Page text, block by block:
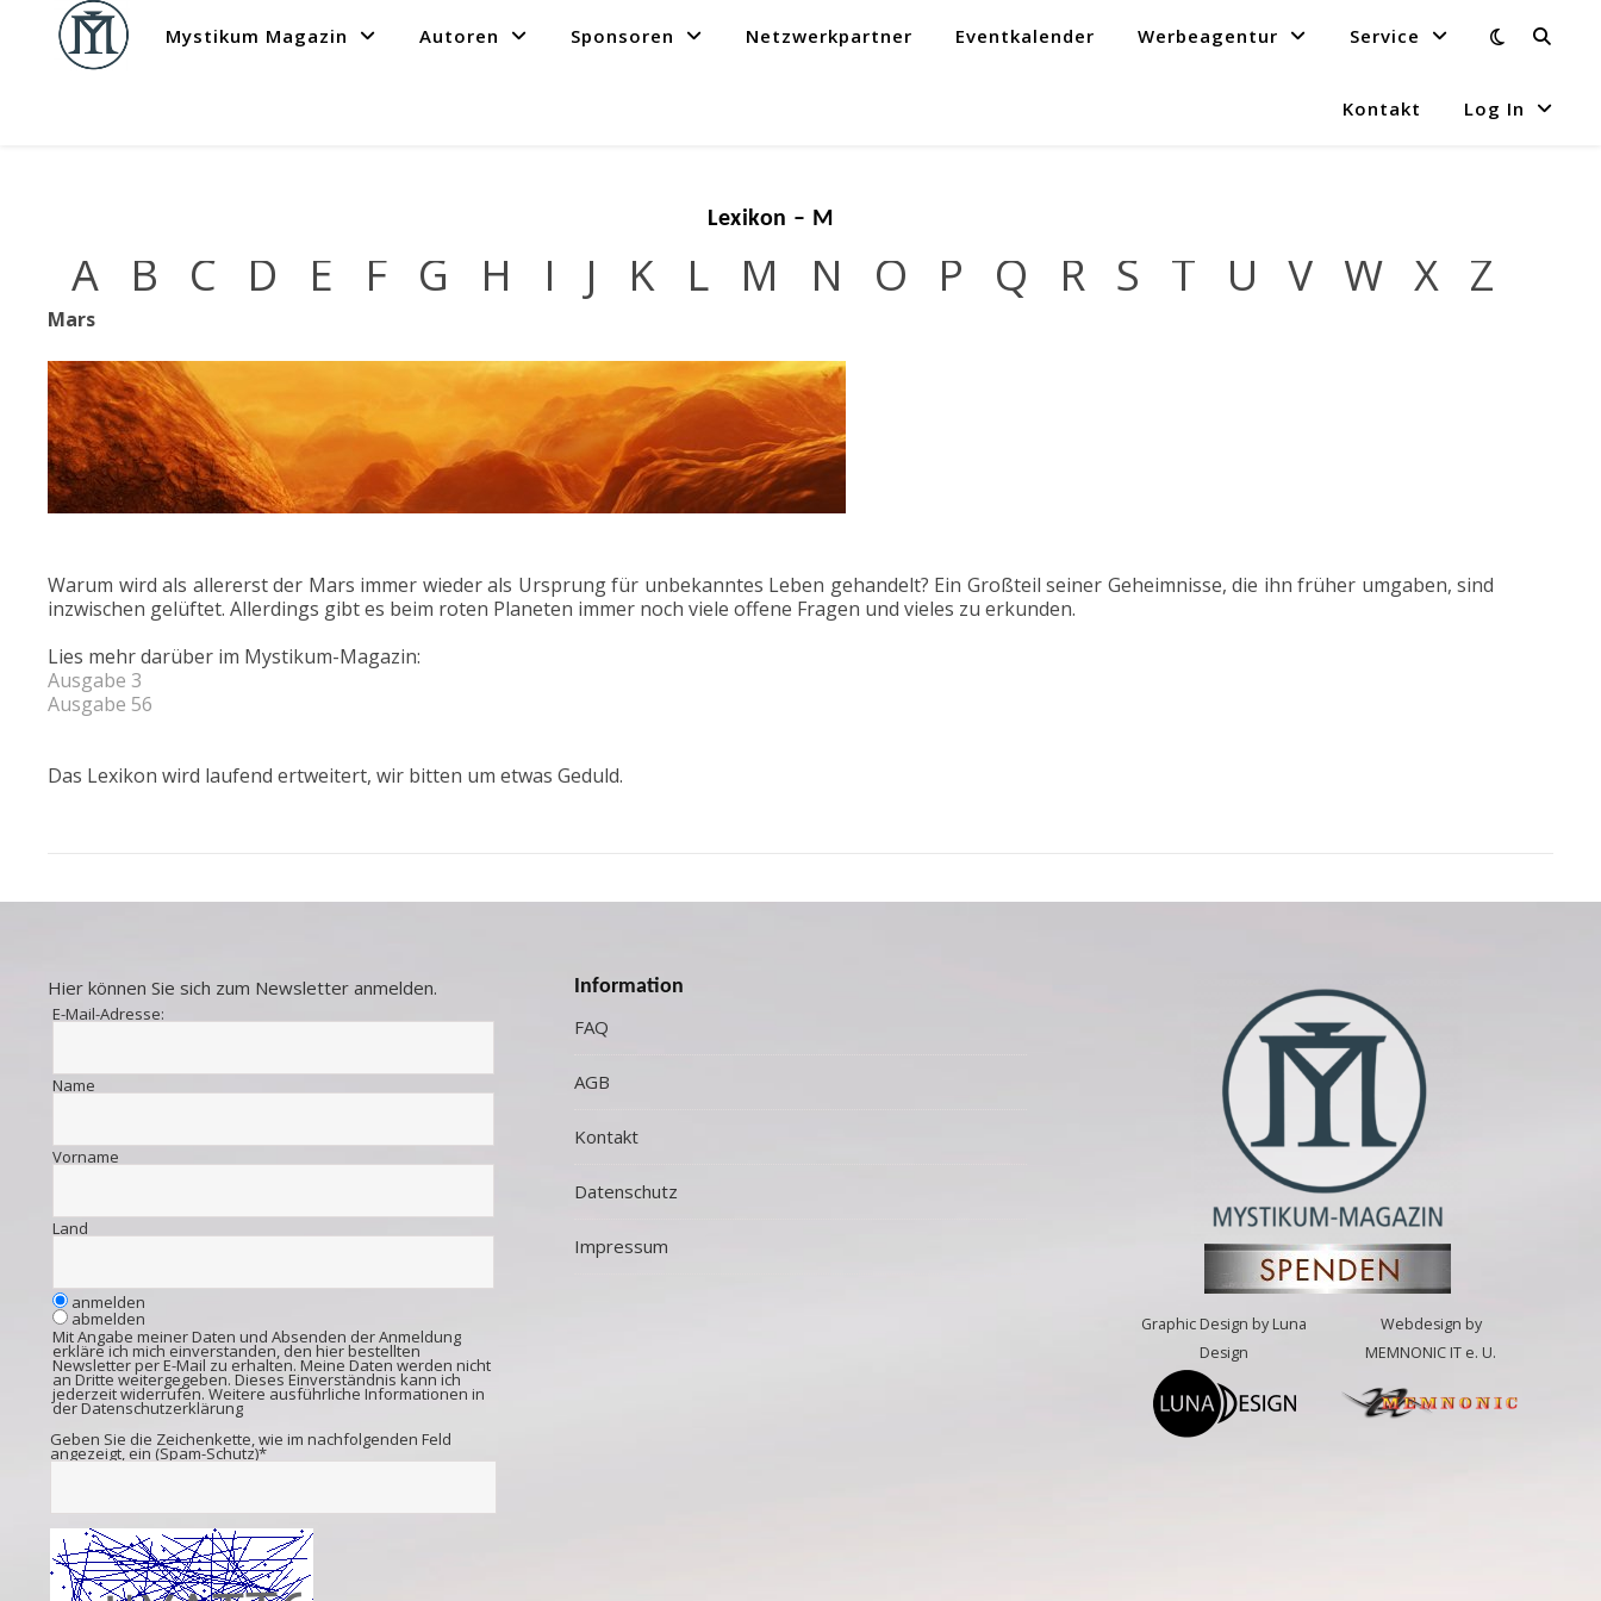
Mystikum Magazin Autoren Sponsoren Netzwerkpartner Eventkalender Werbeagentur Service
Kontakt Log In
Lexikon – M
A B C D E F G H I J K L M N O P Q R S T U V W X Z
Mars
Warum wird als allererst der Mars immer wieder als Ursprung für unbekanntes Leben gehandelt? Ein Großteil seiner Geheimnisse, die ihn früher umgaben, sind
inzwischen gelüftet. Allerdings gibt es beim roten Planeten immer noch viele offene Fragen und vieles zu erkunden.
Lies mehr darüber im Mystikum-Magazin:
Ausgabe 3
Ausgabe 56
Das Lexikon wird laufend ertweitert, wir bitten um etwas Geduld.
Hier können Sie sich zum Newsletter anmelden.
E-Mail-Adresse:
Name
Vorname
Land
anmelden
abmelden
Mit Angabe meiner Daten und Absenden der Anmeldung
erkläre ich mich einverstanden, den hier bestellten
Newsletter per E-Mail zu erhalten. Meine Daten werden nicht
an Dritte weitergegeben. Dieses Einverständnis kann ich
jederzeit widerrufen. Weitere ausführliche Informationen in
derDatenschutzerklärung
Geben Sie die Zeichenkette, wie im nachfolgenden Feld
angezeigt, ein (Spam-Schutz)*
Information
FAQ
AGB
Kontakt
Datenschutz
Impressum
Graphic Design by Luna
Design
Webdesign by
MEMNONIC IT e. U.